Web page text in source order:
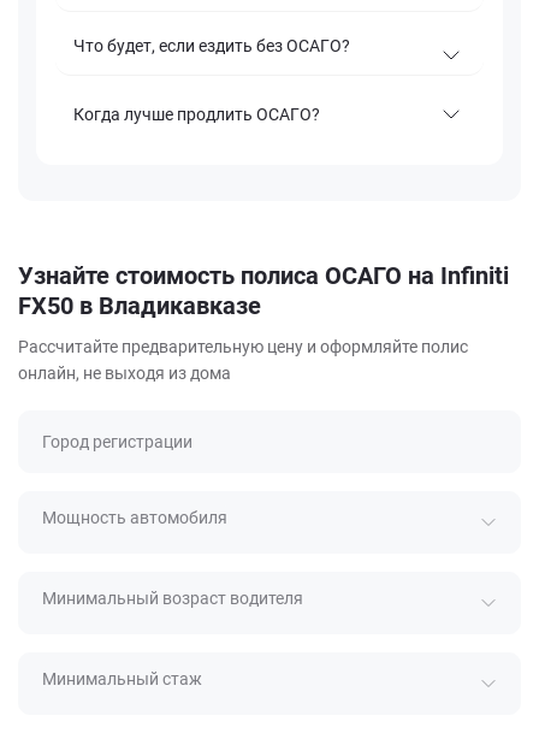
Что будет, если ездить без ОСАГО?
Когда лучше продлить ОСАГО?
Узнайте стоимость полиса ОСАГО на Infiniti
FX50 в Владикавказе
Рассчитайте предварительную цену и оформляйте полис
онлайн, не выходя из дома
Город регистрации
Мощность автомобиля
Минимальный возраст водителя
Минимальный стаж